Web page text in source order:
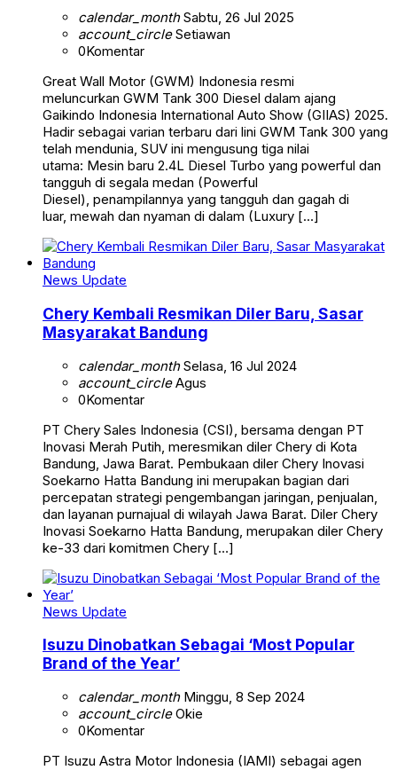
calendar_monthSabtu, 26 Jul 2025
account_circleSetiawan
0Komentar
Great Wall Motor (GWM) Indonesia resmi
meluncurkan GWM Tank 300 Diesel dalam ajang
Gaikindo Indonesia International Auto Show (GIIAS) 2025.
Hadir sebagai varian terbaru dari lini GWM Tank 300 yang
telah mendunia, SUV ini mengusung tiga nilai
utama: Mesin baru 2.4L Diesel Turbo yang powerful dan
tangguh di segala medan (Powerful
Diesel), penampilannya yang tangguh dan gagah di
luar, mewah dan nyaman di dalam (Luxury […]
News Update
Chery Kembali Resmikan Diler Baru, Sasar
Masyarakat Bandung
calendar_monthSelasa, 16 Jul 2024
account_circleAgus
0Komentar
PT Chery Sales Indonesia (CSI), bersama dengan PT
Inovasi Merah Putih, meresmikan diler Chery di Kota
Bandung, Jawa Barat. Pembukaan diler Chery Inovasi
Soekarno Hatta Bandung ini merupakan bagian dari
percepatan strategi pengembangan jaringan, penjualan,
dan layanan purnajual di wilayah Jawa Barat. Diler Chery
Inovasi Soekarno Hatta Bandung, merupakan diler Chery
ke-33 dari komitmen Chery […]
News Update
Isuzu Dinobatkan Sebagai ‘Most Popular
Brand of the Year’
calendar_monthMinggu, 8 Sep 2024
account_circleOkie
0Komentar
PT Isuzu Astra Motor Indonesia (IAMI) sebagai agen